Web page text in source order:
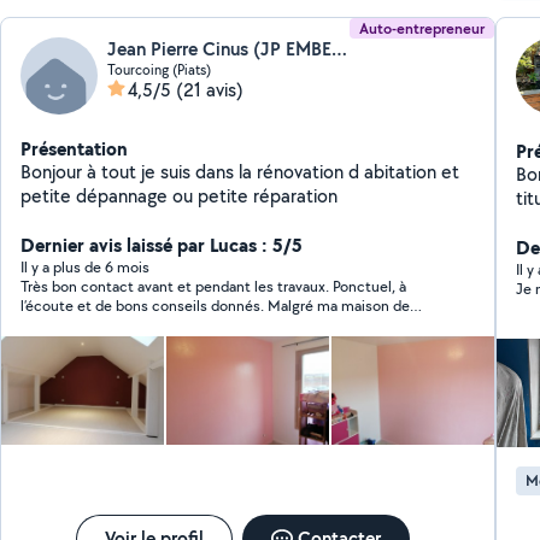
Auto-entrepreneur
Jean Pierre Cinus (JP EMBELLISSEMENT)
Tourcoing (Piats)
4,5/5 (21 avis)
Présentation
Bonjour à tout je suis dans la rénovation d abitation et
petite dépannage ou petite réparation
Dernier avis laissé par Lucas : 5/5
Il y a plus de 6 mois
Très bon contact avant et pendant les travaux. Ponctuel, à
l’écoute et de bons conseils donnés. Malgré ma maison de
j’attendais. Merci Jean Pierre et Jeremy
Bonjour,
Je
Il y
Je